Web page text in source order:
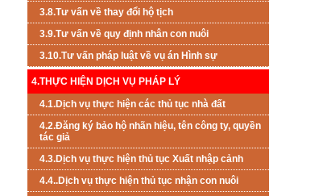
3.8.Tư vấn về thay đổi hộ tịch
3.9.Tư vấn về quy định nhân con nuôi
3.10.Tư vấn pháp luật về vụ án Hình sự
4.THỰC HIỆN DỊCH VỤ PHÁP LÝ
4.1.Dịch vụ thực hiện các thủ tục nhà đất
4.2.Đăng ký bảo hộ nhãn hiệu, tên công ty, quyền
tác giả
4.3.Dịch vụ thực hiện thủ tục Xuất nhập cảnh
4.4..Dịch vụ thực hiện thủ tục nhận con nuôi